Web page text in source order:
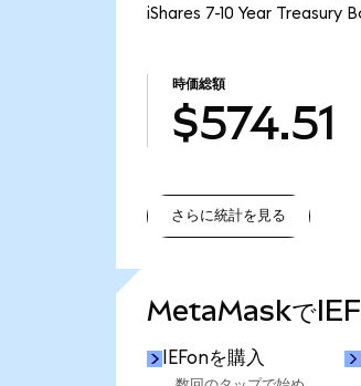
iShares 7-10 Year Treasury
時価総額
$574.51
さらに統計を見る
MetaMaskで
IEFonを購入